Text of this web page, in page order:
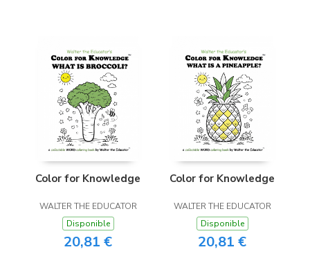
Color for Knowledge
WALTER THE EDUCATOR
Disponible
20,81 €
Color for Knowledge
WALTER THE EDUCATOR
Disponible
20,81 €